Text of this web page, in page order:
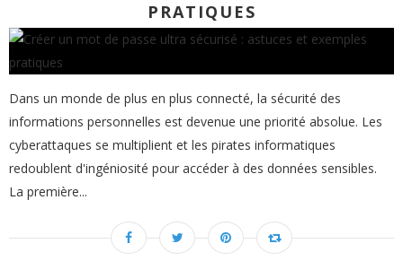
PRATIQUES
Dans un monde de plus en plus connecté, la sécurité des
informations personnelles est devenue une priorité absolue. Les
cyberattaques se multiplient et les pirates informatiques
redoublent d'ingéniosité pour accéder à des données sensibles.
La première...